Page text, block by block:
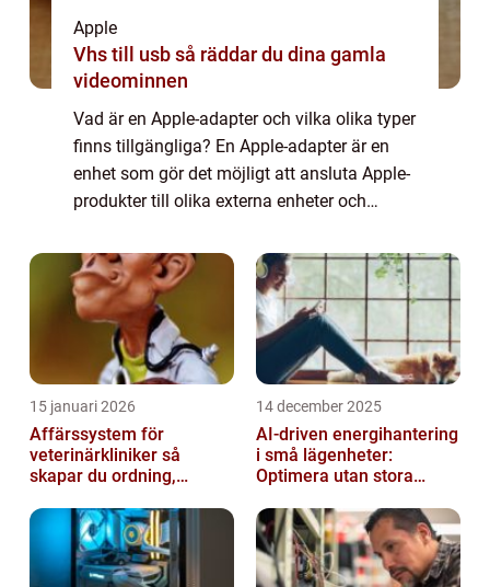
Apple
Vhs till usb så räddar du dina gamla
videominnen
Vad är en Apple-adapter och vilka olika typer
finns tillgängliga? En Apple-adapter är en
enhet som gör det möjligt att ansluta Apple-
produkter till olika externa enheter och
ansluta din Apple-enhet till exempelv...
15 januari 2026
Affärssystem för
veterinärkliniker så
skapar du ordning,
vård
14 december 2025
AI-driven energihantering
i små lägenheter:
Optimera utan stora